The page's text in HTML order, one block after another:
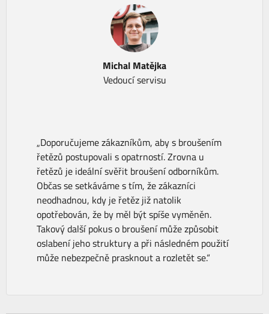
Michal Matějka
Vedoucí servisu
„Doporučujeme zákazníkům, aby s broušením
řetězů postupovali s opatrností. Zrovna u
řetězů je ideální svěřit broušení odborníkům.
Občas se setkáváme s tím, že zákazníci
neodhadnou, kdy je řetěz již natolik
opotřebován, že by měl být spíše vyměněn.
Takový další pokus o broušení může způsobit
oslabení jeho struktury a při následném použití
může nebezpečně prasknout a rozletět se.“